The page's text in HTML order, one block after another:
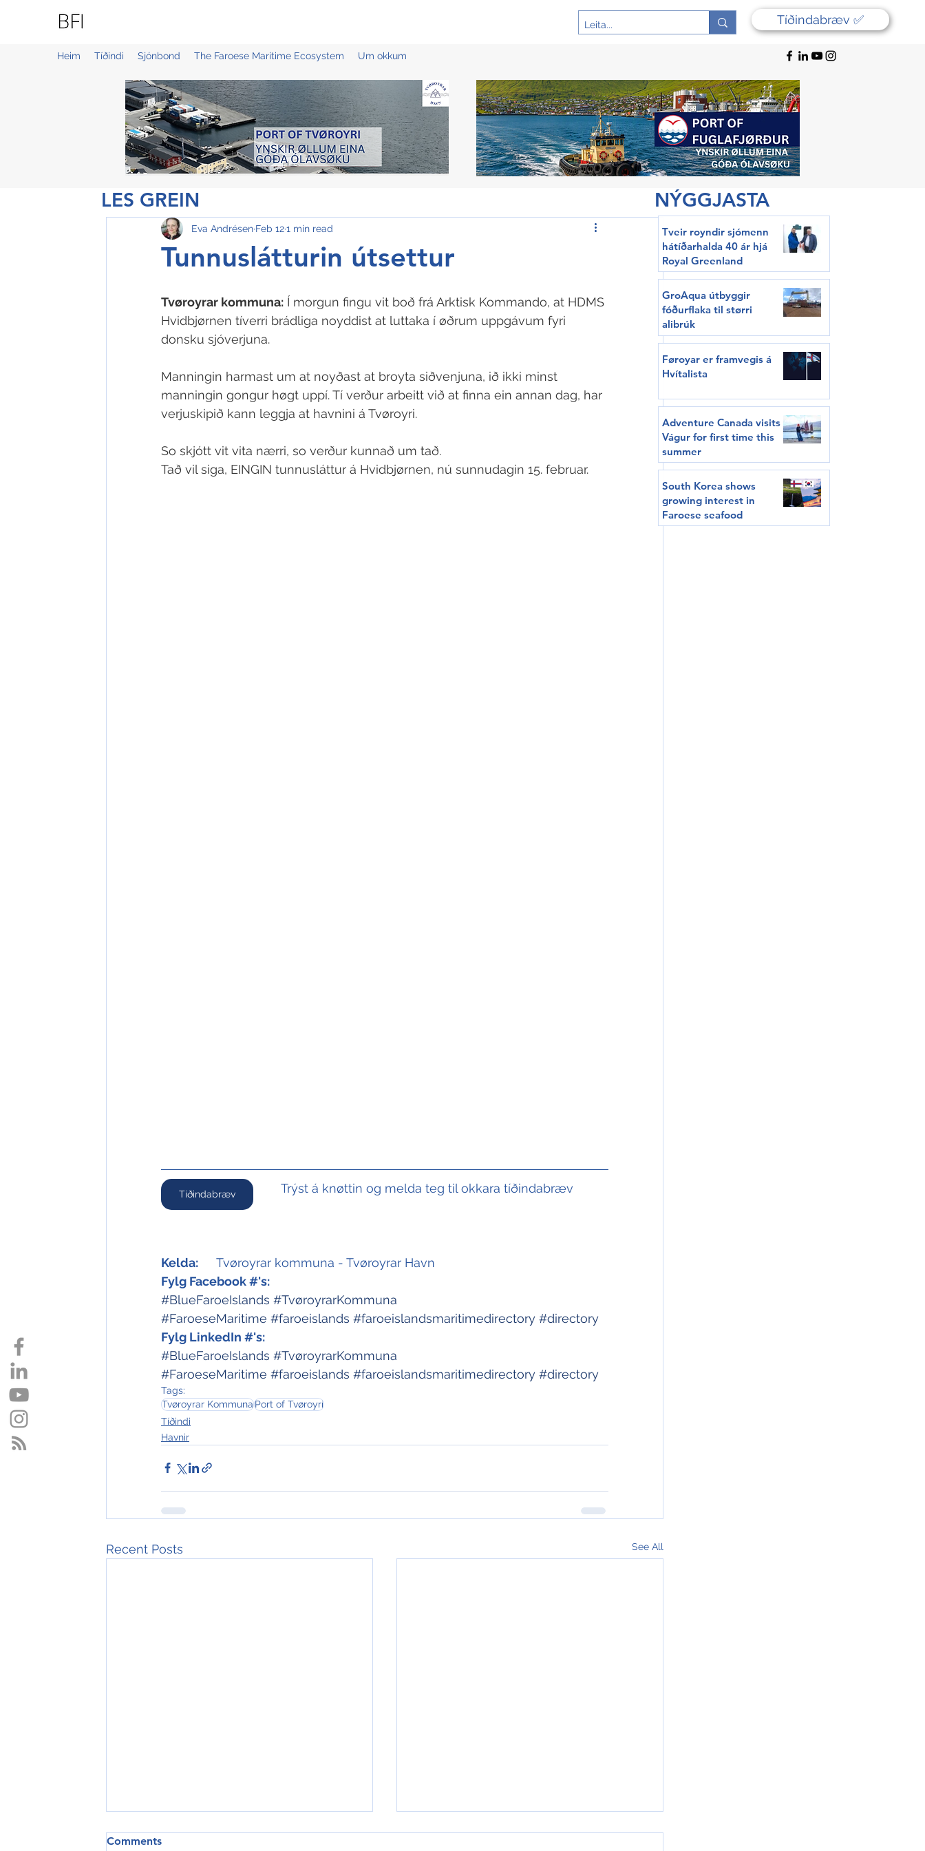
Tíðindabræv ✅
Heim Tíðindi Sjónbond The Faroese Maritime Ecosystem Um okkum
Tunnuslátturin útsettur
Eva Andrésen Feb 121 min read
Tvøroyrar kommuna: Í morgun fingu vit boð frá Arktisk Kommando, at HDMS
Hvidbjørnen tíverri brádliga noyddist at luttaka í øðrum uppgávum fyri
donsku sjóverjuna.
Manningin harmast um at noyðast at broyta siðvenjuna, ið ikki minst
manningin gongur høgt uppí. Tí verður arbeitt við at finna ein annan dag, har
verjuskipið kann leggja at havnini á Tvøroyri.
So skjótt vit vita nærri, so verður kunnað um tað.
Tað vil siga, EINGIN tunnusláttur á Hvidbjørnen, nú sunnudagin 15. februar.
Tíðindabræv Trýst á knøttin og melda teg til okkara tíðindabræv
Kelda:
	Tvøroyrar kommuna - Tvøroyrar Havn
Fylg Facebook #'s:
#BlueFaroeIslands #TvøroyrarKommuna
#FaroeseMaritime #faroeislands #faroeislandsmaritimedirectory #directory
Fylg LinkedIn #'s:
#BlueFaroeIslands #TvøroyrarKommuna
#FaroeseMaritime #faroeislands #faroeislandsmaritimedirectory #directory
Tags:
Tvøroyrar KommunaPort of Tvøroyri
Tíðindi
Havnir
Recent Posts See All
Comments
LES GREIN NÝGGJASTA
Tveir royndir sjómenn
hátíðarhalda 40 ár hjá
Royal Greenland
GroAqua útbyggir
fóðurflaka til størri
alibrúk
Føroyar er framvegis á
Hvítalista
Adventure Canada visits
Vágur for first time this
summer
South Korea shows
growing interest in
Faroese seafood